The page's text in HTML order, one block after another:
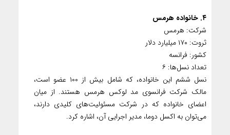
۴. خانواده هرمس
شرکت: هرمس
ثروت: ۱۷۰ میلیارد دلار
کشور: فرانسه
تعداد نسل‌ها: ۶
نسل ششم این خانواده، که شامل بیش از ۱۰۰ عضو است،
مالک شرکت فرانسوی مد لوکس هرمس هستند. از میان
اعضای خانواده که در شرکت مسئولیت‌های کلیدی دارند،
می‌توان به اکسل دوما، مدیر اجرایی آن، اشاره کرد.